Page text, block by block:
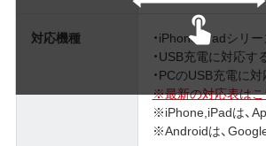
対応機種
・iPhone/iPadシリ
・USB充電に対応
・PCのUSB充電に
※最新の対応表は
※iPhone,iPadは、
※Androidは、